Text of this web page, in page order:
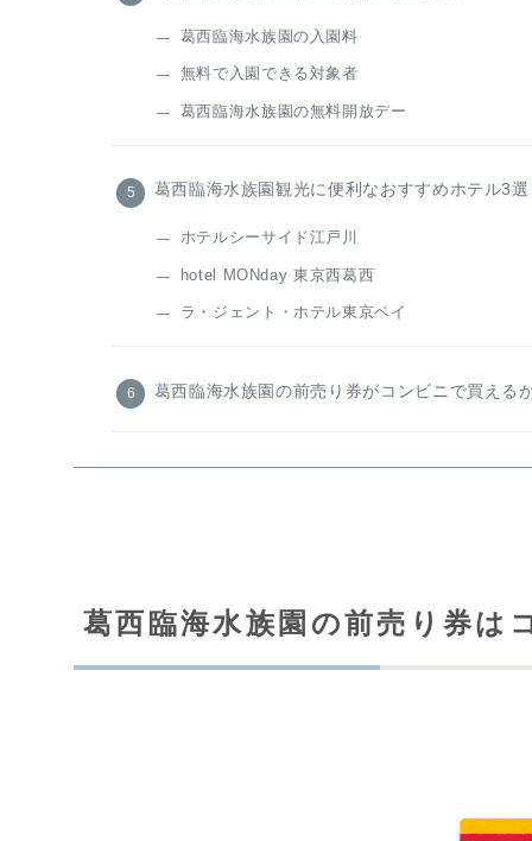
葛西臨海水族園の入園料
無料で入園できる対象者
葛西臨海水族園の無料開放デー
葛西臨海水族園観光に便利なおすすめホテル3選
ホテルシーサイド江戸川
hotel MONday 東京西葛西
ラ・ジェント・ホテル東京ベイ
葛西臨海水族園の前売り券がコンビニで買える
葛西臨海水族園の前売り券は